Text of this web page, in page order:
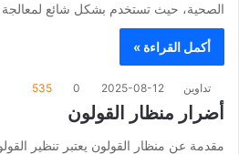
الصحية، حيث تستخدم بشكل شائع
أكمل القراءة »
تداوين 2025-08-12
0
535
أضرار منظار القولون
مقدمة عن منظار القولون يعتبر تنظير